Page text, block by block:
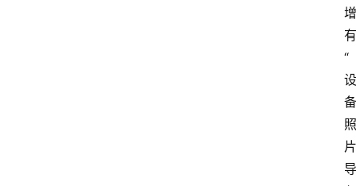
增
有
“
设
备
照
片
导